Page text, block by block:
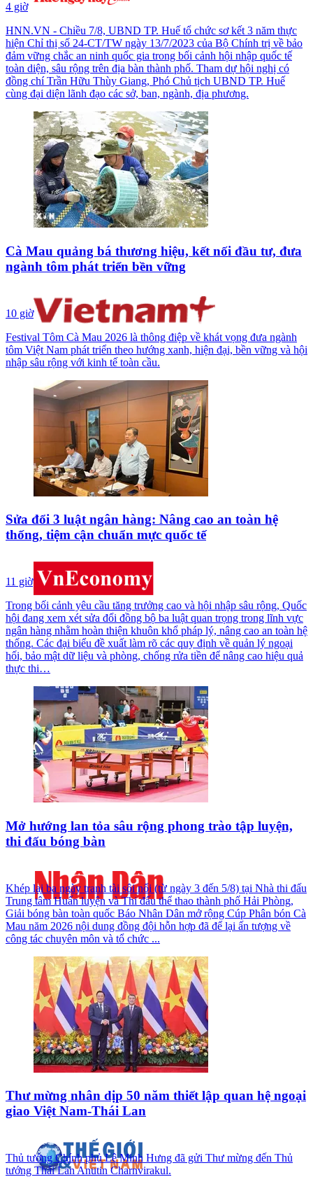
4 giờ
HNN.VN - Chiều 7/8, UBND TP. Huế tổ chức sơ kết 3 năm thực
hiện Chỉ thị số 24-CT/TW ngày 13/7/2023 của Bộ Chính trị về bảo
đảm vững chắc an ninh quốc gia trong bối cảnh hội nhập quốc tế
toàn diện, sâu rộng trên địa bàn thành phố. Tham dự hội nghị có
đồng chí Trần Hữu Thùy Giang, Phó Chủ tịch UBND TP. Huế
cùng đại diện lãnh đạo các sở, ban, ngành, địa phương.
Cà Mau quảng bá thương hiệu, kết nối đầu tư, đưa
ngành tôm phát triển bền vững
10 giờ
Festival Tôm Cà Mau 2026 là thông điệp về khát vọng đưa ngành
tôm Việt Nam phát triển theo hướng xanh, hiện đại, bền vững và hội
nhập sâu rộng với kinh tế toàn cầu.
Sửa đổi 3 luật ngân hàng: Nâng cao an toàn hệ
thống, tiệm cận chuẩn mực quốc tế
11 giờ
Trong bối cảnh yêu cầu tăng trưởng cao và hội nhập sâu rộng, Quốc
hội đang xem xét sửa đổi đồng bộ ba luật quan trọng trong lĩnh vực
ngân hàng nhằm hoàn thiện khuôn khổ pháp lý, nâng cao an toàn hệ
thống. Các đại biểu đề xuất làm rõ các quy định về quản lý ngoại
hối, bảo mật dữ liệu và phòng, chống rửa tiền để nâng cao hiệu quả
thực thi…
Mở hướng lan tỏa sâu rộng phong trào tập luyện,
thi đấu bóng bàn
Khép lại ba ngày tranh tài sôi nổi (từ ngày 3 đến 5/8) tại Nhà thi đấu
Trung tâm Huấn luyện và Thi đấu thể thao thành phố Hải Phòng,
Giải bóng bàn toàn quốc Báo Nhân Dân mở rộng Cúp Phân bón Cà
Mau năm 2026 nội dung đồng đội hỗn hợp đã để lại ấn tượng về
công tác chuyên môn và tổ chức ...
Thư mừng nhân dịp 50 năm thiết lập quan hệ ngoại
giao Việt Nam-Thái Lan
Thủ tướng Chính phủ Lê Minh Hưng đã gửi Thư mừng đến Thủ
tướng Thái Lan Anutin Charnvirakul.